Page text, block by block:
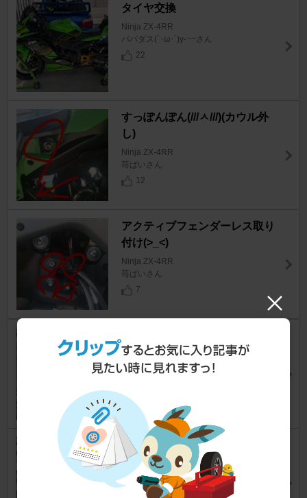
タイヤ交換
Ninja ZX-4RR
パパダス(´･ω･`)y-~~さん
22
すっぽんぽん(///ㅅ///)(カウル外
し)
Ninja ZX-4RR
苺ぱいさん
12
アクティブフェンダーレス取り
付け(>_<)
Ninja ZX-4RR
苺ぱいさん
7
Ninja ZX-4RR
パパダス(´･ω･`)y-~~さん
フロントアクスルシャフト交換
Ninja ZX-4RR
パパダス(´･ω･`)y-~~さん
11